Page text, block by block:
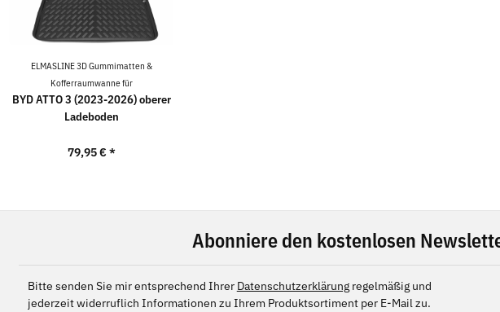
ELMASLINE 3D Gummimatten &
Kofferraumwanne für
BYD ATTO 3 (2023-2026) oberer
Ladeboden
79,95 € *
Abonniere den kostenlosen
Bitte senden Sie mir entsprechend Ihrer Datenschutzerklärungregelmäßig und
jederzeit widerruflich Informationen zu Ihrem Produktsortiment per E-Mail zu.